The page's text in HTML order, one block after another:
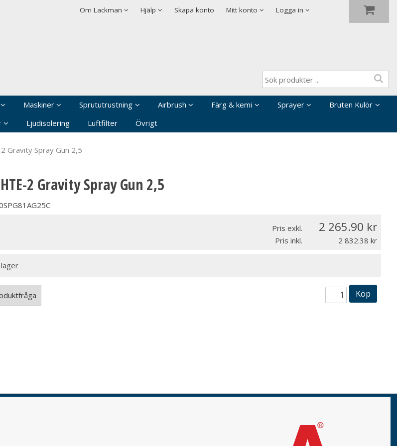
Om Lackman
Villkor Hjälp
Integritetspolicy Skapa konto Mitt konto Logga in
Skapa nytt konto
Maskiner Sprututrustning Airbrush Färg & kemi Sprayer
Bruten Kulör
Ljudisolering Luftfilter Övrigt
Gravity Spray Gun 2,5
2 Gravity Spray Gun 2,5
Pris exkl. 2 265.90
Pris inkl. 2 832.38
lager
Köp